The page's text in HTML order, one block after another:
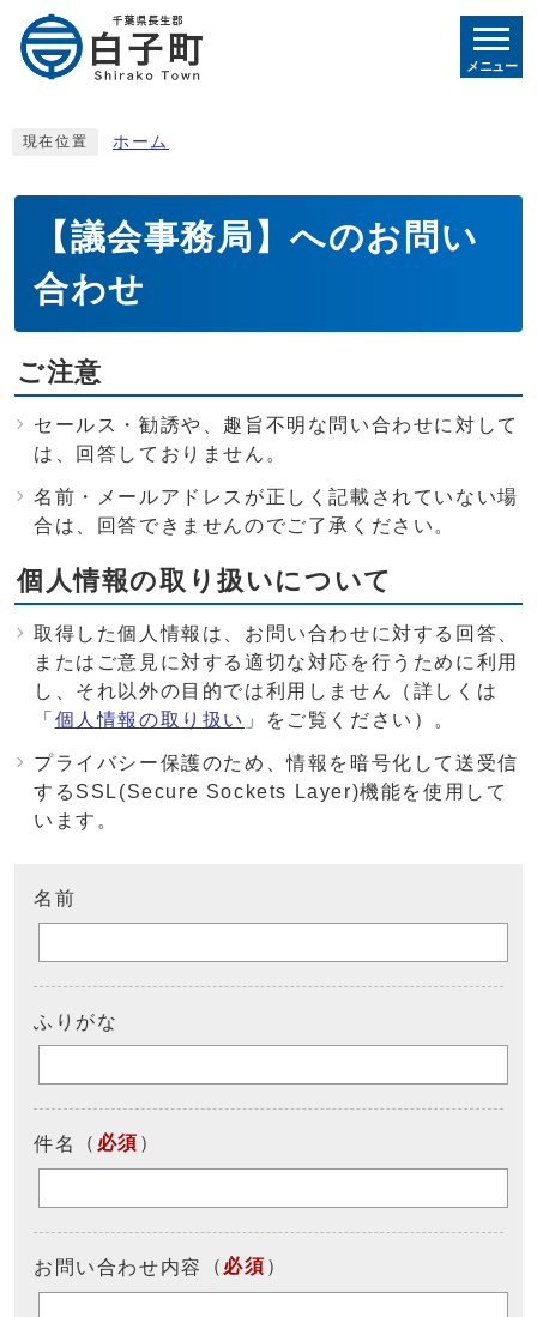
メニュー
現在位置 ホーム
【議会事務局】へのお問い
合わせ
ご注意
セールス・勧誘や、趣旨不明な問い合わせに対して
は、回答しておりません。
名前・メールアドレスが正しく記載されていない場
合は、回答できませんのでご了承ください。
個人情報の取り扱いについて
取得した個人情報は、お問い合わせに対する回答、
またはご意見に対する適切な対応を行うために利用
し、それ以外の目的では利用しません（詳しくは
「 個人情報の取り扱い 」をご覧ください）。
プライバシー保護のため、情報を暗号化して送受信
するSSL(Secure Sockets Layer)機能を使用して
います。
名前
ふりがな
件名 （ 必須 ）
お問い合わせ内容 （ 必須 ）